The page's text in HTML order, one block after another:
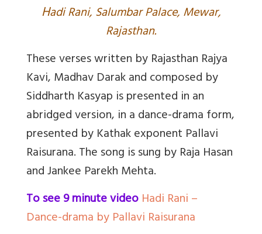
Hadi Rani, Salumbar Palace, Mewar,
Rajasthan.
These verses written by Rajasthan Rajya
Kavi, Madhav Darak and composed by
Siddharth Kasyap is presented in an
abridged version, in a dance-drama form,
presented by Kathak exponent Pallavi
Raisurana. The song is sung by Raja Hasan
and Jankee Parekh Mehta.
To see 9 minute videoHadi Rani –
Dance-drama by Pallavi Raisurana